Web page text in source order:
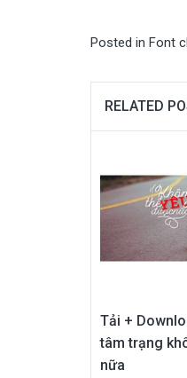
Posted in Font
RELATED
Tải +
tâm trạng
nữa